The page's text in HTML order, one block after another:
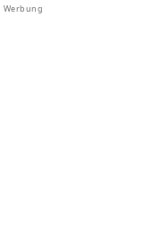
Werbung